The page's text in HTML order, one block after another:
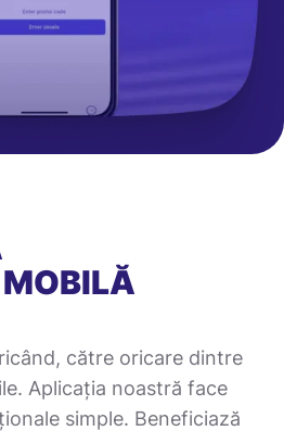
către oricare dintre
Aplicația noastră face
simple. Beneficiază